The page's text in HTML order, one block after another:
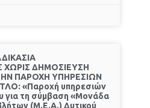
ΧΩΡΙΣ ΔΗΜΟΣΙΕΥΣΗ
ΠΑΡΟΧΗ ΥΠΗΡΕΣΙΩΝ
«Παροχή υπηρεσιών
για τη σύμβαση «Μονάδα
(Μ.Ε.Α.) Δυτικού